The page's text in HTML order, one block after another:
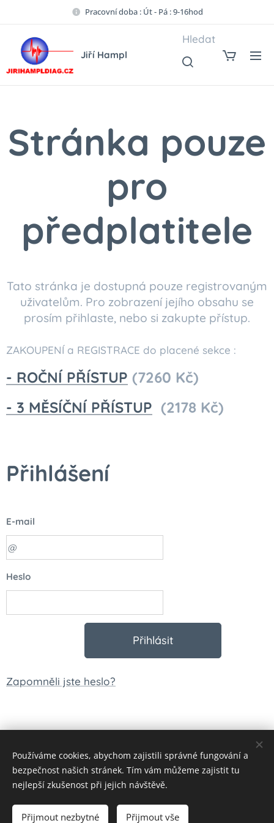
Pracovní doba : Út - Pá : 9-16hod
Jiří Hampl
Hledat
Stránka pouze
pro
předplatitele
Tato stránka je dostupná pouze registrovaným
uživatelům. Pro zobrazení jejího obsahu se
prosím přihlaste, nebo si zakupte přístup.
ZAKOUPENÍ a REGISTRACE do placené sekce :
- ROČNÍ PŘÍSTUP (7260 Kč)
- 3 MĚSÍČNÍ PŘÍSTUP (2178 Kč)
Přihlášení
E-mail
Heslo
Přihlásit
Zapomněli jste heslo?
© 2023 Všechna práva vyhrazena
Cookies
CZK Kč
EUR €
Používáme cookies, abychom zajistili správné fungování a
bezpečnost našich stránek. Tím vám můžeme zajistit tu
nejlepší zkušenost při jejich návštěvě.
Přijmout nezbytné Přijmout vše